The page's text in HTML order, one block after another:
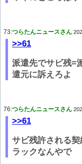
73:つらたんニュースさん
>>61
派遣先でサビ残=
遣元に訴えろよ
76:つらたんニュースさん
>>61
サビ残許される
ラックなんやで